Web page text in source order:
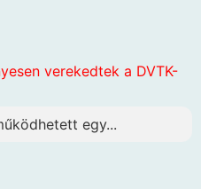
verekedtek a DVTK-
egy...